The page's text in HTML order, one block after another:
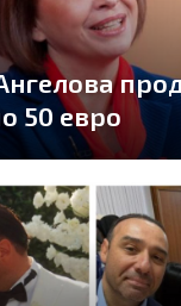
50 евро